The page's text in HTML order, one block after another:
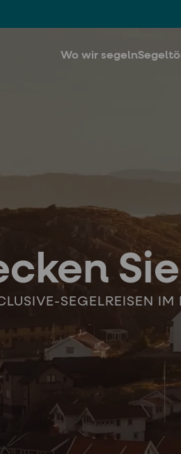
Wo wir segeln
SEGELREISEN